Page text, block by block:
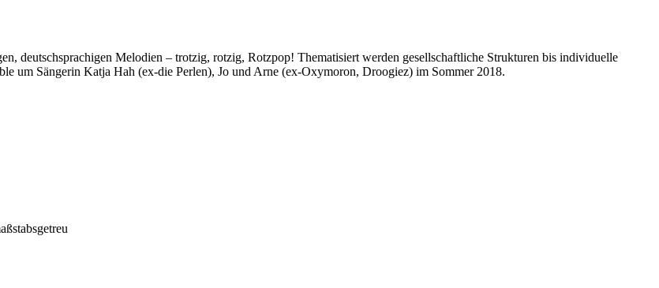
deutschsprachigen Melodien – trotzig, rotzig, Rotzpop! Thematisiert werden gesellschaftliche Strukturen bis individuelle
um Sängerin Katja Hah (ex-die Perlen), Jo und Arne (ex-Oxymoron, Droogiez) im Sommer 2018.